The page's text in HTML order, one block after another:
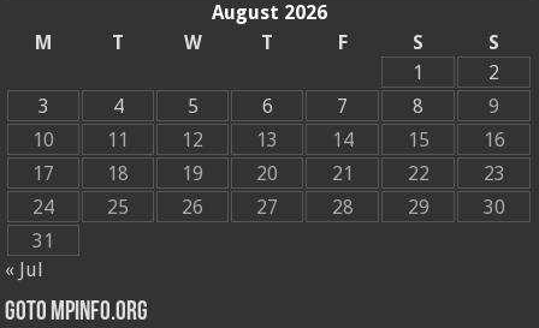
August 2026
M
T W T F S
S
1
2
3
4 5 6 7 8
9
10
11 12 13 14 15
16
17
18 19 20 21 22
23
24
25 26 27 28 29
30
31
« Jul
GOTO MPINFO.ORG